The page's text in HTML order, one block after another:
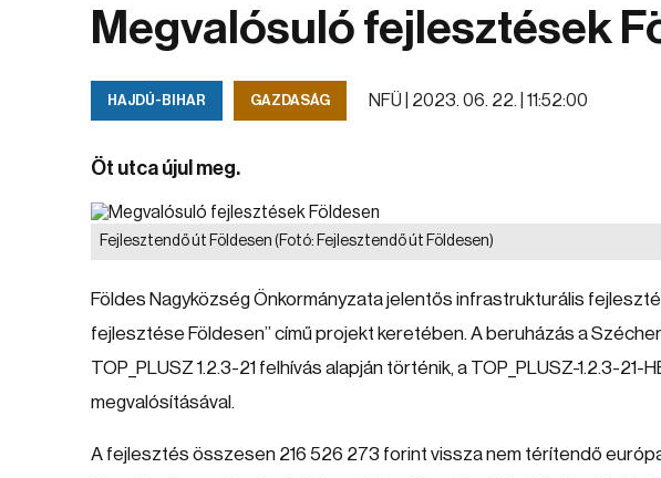
Megvalósuló fejlesztések
HAJDÚ-BIHAR GAZDASÁG NFÜ | 2023. 06. 22. | 11:52:00
Öt utca újul meg.
Fejlesztendő út Földesen (Fotó: Fejlesztendő út Földesen)
Földes Nagyközség Önkormányzata jelentős infrastrukturális
fejlesztése Földesen” című projekt keretében. A beruházás a
TOP_PLUSZ 1.2.3-21 felhívás alapján történik, a TOP_PLUSZ-1.2.3-
megvalósításával.
A fejlesztés összesen 216 526 273 forint vissza nem térítendő